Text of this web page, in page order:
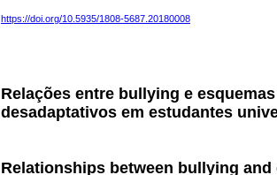
https://doi.org/10.5935/1808-5687.20180008
Relações entre bullying e
desadaptativos em estudantes
Relationships between bullying and